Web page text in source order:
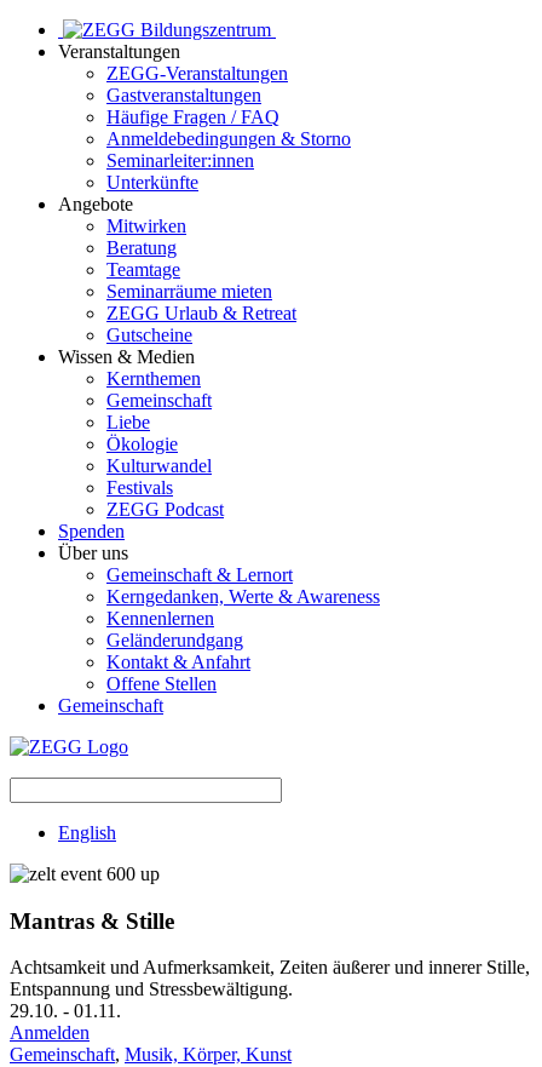
Veranstaltungen
ZEGG-Veranstaltungen
Gastveranstaltungen
Häufige Fragen / FAQ
Anmeldebedingungen & Storno
Seminarleiter:innen
Unterkünfte
Angebote
Mitwirken
Beratung
Teamtage
Seminarräume mieten
ZEGG Urlaub & Retreat
Gutscheine
Wissen & Medien
Kernthemen
Gemeinschaft
Liebe
Ökologie
Kulturwandel
Festivals
ZEGG Podcast
Spenden
Über uns
Gemeinschaft & Lernort
Kerngedanken, Werte & Awareness
Kennenlernen
Geländerundgang
Kontakt & Anfahrt
Offene Stellen
Gemeinschaft
English
Mantras & Stille
Achtsamkeit und Aufmerksamkeit, Zeiten äußerer und innerer Stille,
Entspannung und Stressbewältigung.
29.10. - 01.11.
Anmelden
Gemeinschaft, Musik, Körper, Kunst